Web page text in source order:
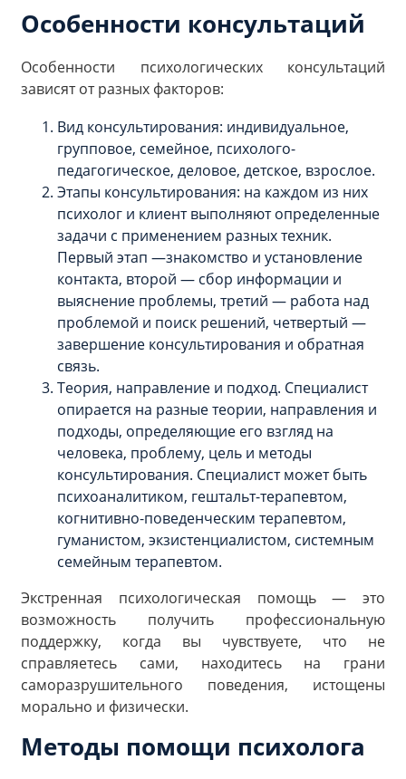
Особенности консультаций
Особенности психологических консультаций
зависят от разных факторов:
Вид консультирования: индивидуальное,
групповое, семейное, психолого-
педагогическое, деловое, детское, взрослое.
Этапы консультирования: на каждом из них
психолог и клиент выполняют определенные
задачи с применением разных техник.
Первый этап —знакомство и установление
контакта, второй — сбор информации и
выяснение проблемы, третий — работа над
проблемой и поиск решений, четвертый —
завершение консультирования и обратная
связь.
Теория, направление и подход. Специалист
опирается на разные теории, направления и
подходы, определяющие его взгляд на
человека, проблему, цель и методы
консультирования. Специалист может быть
психоаналитиком, гештальт-терапевтом,
когнитивно-поведенческим терапевтом,
гуманистом, экзистенциалистом, системным
семейным терапевтом.
Экстренная психологическая помощь — это
возможность получить профессиональную
поддержку, когда вы чувствуете, что не
справляетесь сами, находитесь на грани
саморазрушительного поведения, истощены
морально и физически.
Методы помощи психолога